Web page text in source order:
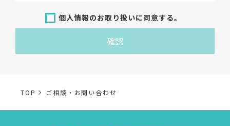
3．個人情報（保有個人データを含む）の利用目的
お客様の個人情報は、各種お問い合わせ対応のため、弊社
において正当な事業遂行の範囲内で利用いたします。
事業内容 個人情報の利用目的
個人情報のお取り扱いに同意する。
確認
TOP ご相談・お問い合わせ